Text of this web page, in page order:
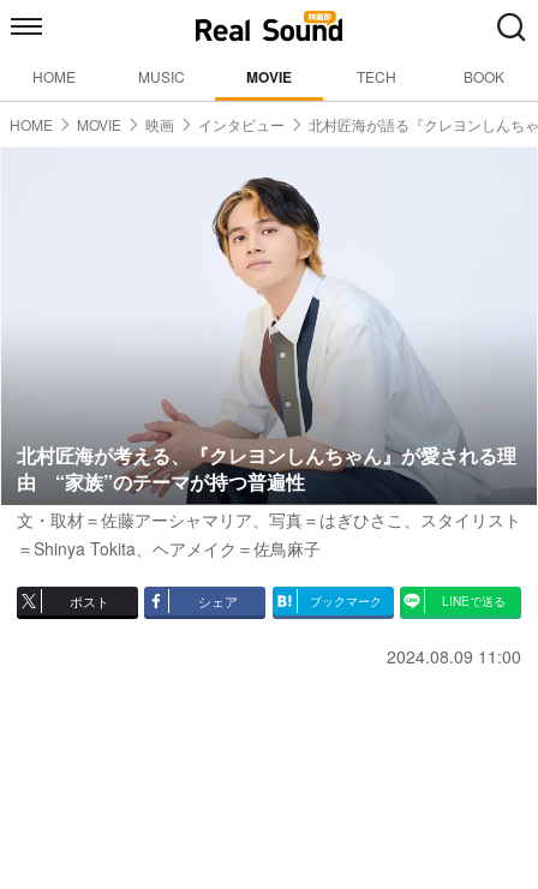
HOME MUSIC MOVIE TECH BOOK
HOME MOVIE 映画 インタビュー 北村匠海が語る『クレヨンしんち
北村匠海が考える、『クレヨンしんちゃん』が愛される理
由 “家族”のテーマが持つ普遍性
文・取材＝佐藤アーシャマリア、 写真＝はぎひさこ 、スタイリスト
＝Shinya Tokita、ヘアメイク＝佐鳥麻子
ポスト シェア ブックマーク LINEで送る
2024.08.09 11:00